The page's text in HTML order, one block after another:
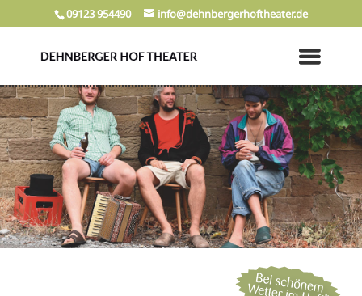
09123 954490 info@dehnbergerhoftheater.de